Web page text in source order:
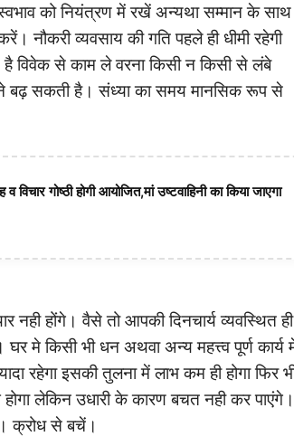
को नियंत्रण में रखें अन्यथा सम्मान के साथ
नौकरी व्यवसाय की गति पहले ही धीमी रहेगी
से काम ले वरना किसी न किसी से लंबे
बढ़ सकती है। संध्या का समय मानसिक रूप से
गोष्ठी होगी आयोजित,मां उष्टवाहिनी का किया जाएगा
होंगे। वैसे तो आपकी दिनचार्य व्यवस्थित ही
मे किसी भी धन अथवा अन्य महत्त्व पूर्ण कार्य
रहेगा इसकी तुलना में लाभ कम ही होगा फिर
लेकिन उधारी के कारण बचत नही कर पाएंगे।
क्रोध से बचें।